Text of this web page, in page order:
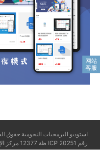
استوديو البرمجيات النجومية حقوق
ظة 12377 مركز الإبلاغ عن المخالفات والمعلومات السلبية